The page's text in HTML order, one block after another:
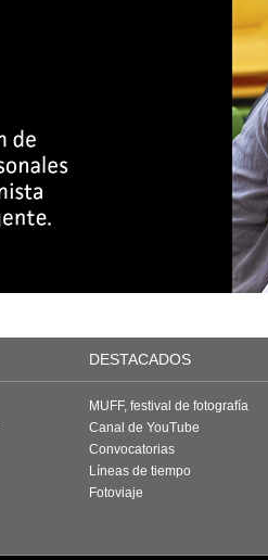
DESTACADOS
MUFF, festival de fotografía
Canal de YouTube
Convocatorias
Líneas de tiempo
Fotoviaje